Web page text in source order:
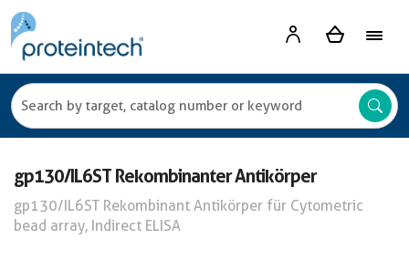
gp130/IL6ST Rekombinanter Antikörper
gp130/IL6ST Rekombinant Antikörper für Cytometric
bead array, Indirect ELISA